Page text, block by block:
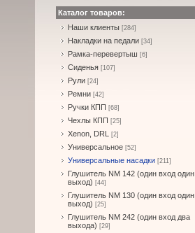
Каталог товаров:
Наши клиенты [284]
Накладки на педали [34]
Рамка-перевертыш [6]
Сиденья [107]
Рули [24]
Ремни [42]
Ручки КПП [68]
Чехлы КПП [25]
Xenon, DRL [2]
Универсальное [52]
Универсальные насадки [211]
Глушитель NM 142 (один вход один
выход) [44]
Глушитель NM 130 (один вход один
выход) [25]
Глушитель NM 242 (один вход два
выхода) [29]